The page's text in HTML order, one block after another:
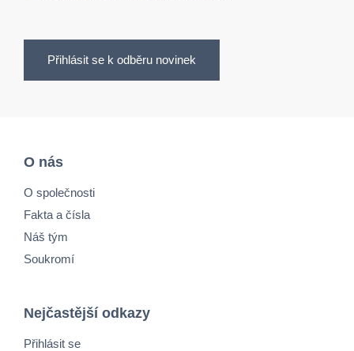
Přihlásit se k odběru novinek
O nás
O společnosti
Fakta a čísla
Náš tým
Soukromí
Nejčastější odkazy
Přihlásit se